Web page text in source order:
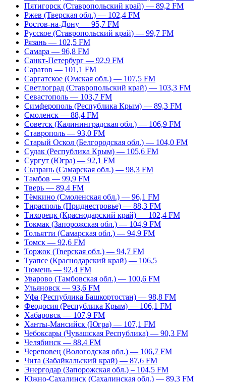
Пятигорск (Ставропольский край) — 89,2 FM
Ржев (Тверская обл.) — 102,4 FM
Ростов-на-Дону — 95,7 FM
Русское (Ставропольский край) — 99,7 FM
Рязань — 102,5 FM
Самара — 96,8 FM
Санкт-Петербург — 92,9 FM
Саратов — 101,1 FM
Саргатское (Омская обл.) — 107,5 FM
Светлоград (Ставропольский край) — 103,3 FM
Севастополь — 103,7 FM
Симферополь (Республика Крым) — 89,3 FM
Смоленск — 88,4 FM
Советск (Калининградская обл.) — 106,9 FM
Ставрополь — 93,0 FM
Старый Оскол (Белгородская обл.) — 104,0 FM
Судак (Республика Крым) — 105,6 FM
Сургут (Югра) — 92,1 FM
Сызрань (Самарская обл.) — 98,3 FM
Тамбов — 99,9 FM
Тверь — 89,4 FM
Тёмкино (Смоленская обл.) — 96,1 FM
Тирасполь (Приднестровье) — 88,3 FM
Тихорецк (Краснодарский край) — 102,4 FM
Токмак (Запорожская обл.) — 104,9 FM
Тольятти (Самарская обл.) — 94,9 FM
Томск — 92,6 FM
Торжок (Тверская обл.) — 94,7 FM
Туапсе (Краснодарский край) — 106,5
Тюмень — 92,4 FM
Уварово (Тамбовская обл.) — 100,6 FM
Ульяновск — 93,6 FM
Уфа (Республика Башкортостан) — 98,8 FM
Феодосия (Республика Крым) — 106,1 FM
Хабаровск — 107,9 FM
Ханты-Мансийск (Югра) — 107,1 FM
Чебоксары (Чувашская Республика) — 90,3 FM
Челябинск — 88,4 FM
Череповец (Вологодская обл.) — 106,7 FM
Чита (Забайкальский край) — 87,6 FM
Энергодар (Запорожская обл.) – 104,5 FM
Южно-Сахалинск (Сахалинская обл.) — 89,3 FM